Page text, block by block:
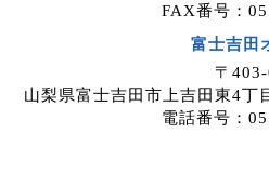
FAX番号：
富士吉田
〒
山梨県富士吉田市上吉田東4
電話番号：